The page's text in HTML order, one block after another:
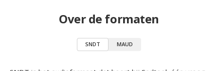
Over de formaten
SNDT MAUD